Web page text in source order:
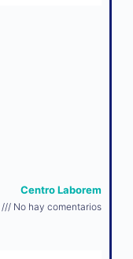
Centro Laborem
No hay comentarios